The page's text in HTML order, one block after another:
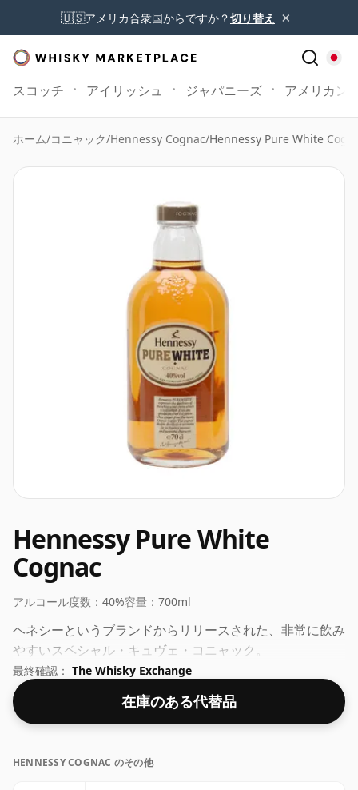
🇺🇸アメリカ合衆国からですか？切り替え ×
スコッチ アイリッシュ ジャパニーズ アメリカン
ホーム/コニャック/Hennessy Cognac/Hennessy Pure White
Hennessy Pure White
Cognac
アルコール度数： 40%容量： 700ml
ヘネシーというブランドからリリースされた、非常に飲み
やすいスペシャル・キュヴェ・コニャック。
最終確認： The Whisky Exchange
在庫のある代替品
HENNESSY COGNAC のその他